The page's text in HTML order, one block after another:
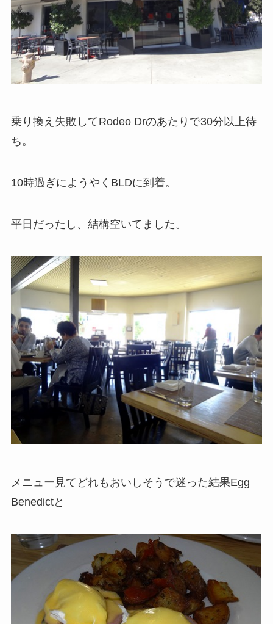
乗り換え失敗してRodeo Drのあたりで30分以上待
ち。
10時過ぎにようやくBLDに到着。
平日だったし、結構空いてました。
メニュー見てどれもおいしそうで迷った結果Egg
Benedictと